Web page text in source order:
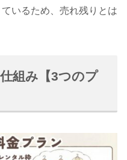
いるため、売れ残りとは
組み【3つのプ